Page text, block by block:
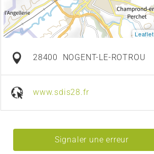
Leaflet
28400 NOGENT-LE-ROTROU
www.sdis28.fr
Signaler une erreur